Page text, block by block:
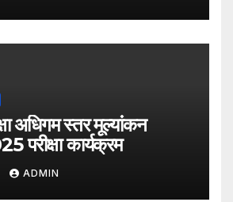
अधिगम स्तर मूल्यांकन
परीक्षा कार्यक्रम
ADMIN